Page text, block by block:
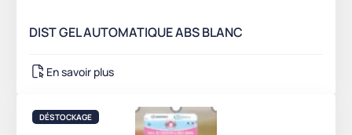
DIST GEL AUTOMATIQUE ABS BLANC
En savoir plus
DÉSTOCKAGE